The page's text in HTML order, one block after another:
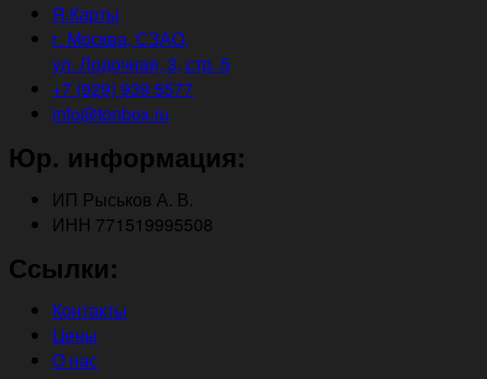
Я.Карты
г. Москва, СЗАО,
ул. Лодочная, 3, стр. 5
+7 (929) 939 5577
info@tonbox.ru
Юр. информация:
ИП Рыськов А. В.
ИНН 771519995508
Ссылки:
Контакты
Цены
О нас